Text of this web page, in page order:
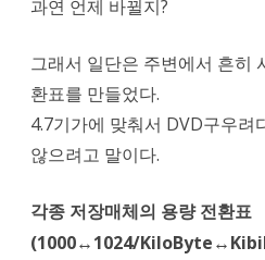
과연 언제 바뀔지?
그래서 일단은 주변에서 흔히
환표를 만들었다.
4.7기가에 맞춰서 DVD구우려
않으려고 말이다.
각종 저장매체의 용량 전환표
(1000↔1024/